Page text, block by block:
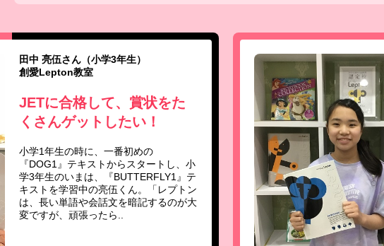
田中 亮伍さん（小学3年生）
創愛Lepton教室
JETに合格して、賞状をた
くさんゲットしたい！
小学1年生の時に、一番初めの
『DOG1』テキストからスタートし、小
学3年生のいまは、『BUTTERFLY1』テ
キストを学習中の亮伍くん。「レプトン
は、長い単語や会話文を暗記するのが大
変ですが、頑張ったら..